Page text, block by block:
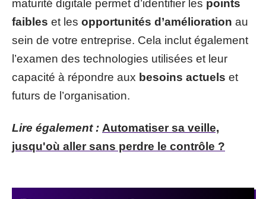
maturité digitale permet d’identifier les points
faibles et les opportunités d’amélioration au
sein de votre entreprise. Cela inclut également
l’examen des technologies utilisées et leur
capacité à répondre aux besoins actuels et
futurs de l’organisation.
Lire également : Automatiser sa veille,
jusqu'où aller sans perdre le contrôle ?